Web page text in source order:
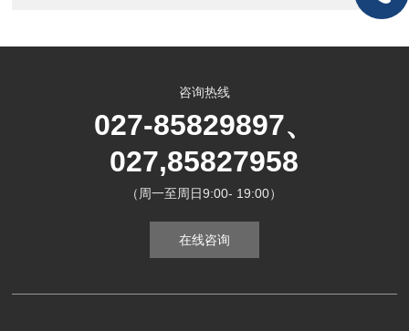
咨询热线
027-85829897、
027,85827958
（周一至周日9:00- 19:00）
在线咨询